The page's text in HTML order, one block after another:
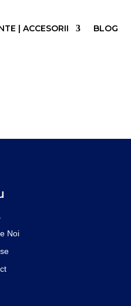
| ACCESORII BLOG
Noi